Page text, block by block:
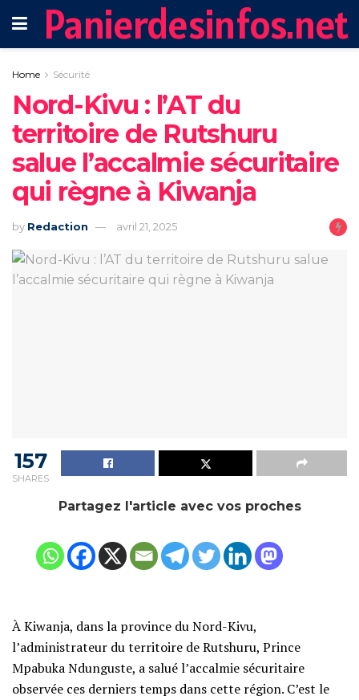
Panierdesinfos.net
Home Sécurité
‎Nord-Kivu : l’AT du
territoire de Rutshuru
salue l’accalmie sécuritaire
qui règne à Kiwanja
by Redaction avril 21, 2025
157
SHARES
Partagez l'article avec vos proches
À Kiwanja, dans la province du Nord-Kivu,
l’administrateur du territoire de Rutshuru, Prince
Mpabuka Ndunguste, a salué l’accalmie sécuritaire
observée ces derniers temps dans cette région. C’est le